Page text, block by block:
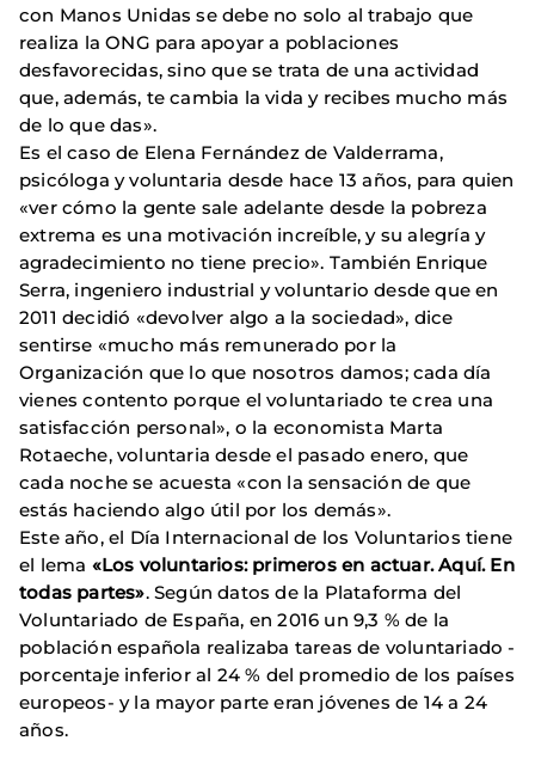
con Manos Unidas se debe no solo al trabajo que
realiza la ONG para apoyar a poblaciones
desfavorecidas, sino que se trata de una actividad
que, además, te cambia la vida y recibes mucho más
de lo que das».
Es el caso de Elena Fernández de Valderrama,
psicóloga y voluntaria desde hace 13 años, para quien
«ver cómo la gente sale adelante desde la pobreza
extrema es una motivación increíble, y su alegría y
agradecimiento no tiene precio». También Enrique
Serra, ingeniero industrial y voluntario desde que en
2011 decidió «devolver algo a la sociedad», dice
sentirse «mucho más remunerado por la
Organización que lo que nosotros damos; cada día
vienes contento porque el voluntariado te crea una
satisfacción personal», o la economista Marta
Rotaeche, voluntaria desde el pasado enero, que
cada noche se acuesta «con la sensación de que
estás haciendo algo útil por los demás».
Este año, el Día Internacional de los Voluntarios tiene
el lema «Los voluntarios: primeros en actuar. Aquí. En
todas partes». Según datos de la Plataforma del
Voluntariado de España, en 2016 un 9,3 % de la
población española realizaba tareas de voluntariado -
porcentaje inferior al 24 % del promedio de los países
europeos- y la mayor parte eran jóvenes de 14 a 24
años.